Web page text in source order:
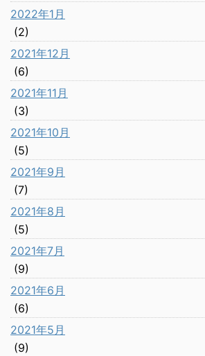
2022年1月
(2)
2021年12月
(6)
2021年11月
(3)
2021年10月
(5)
2021年9月
(7)
2021年8月
(5)
2021年7月
(9)
2021年6月
(6)
2021年5月
(9)